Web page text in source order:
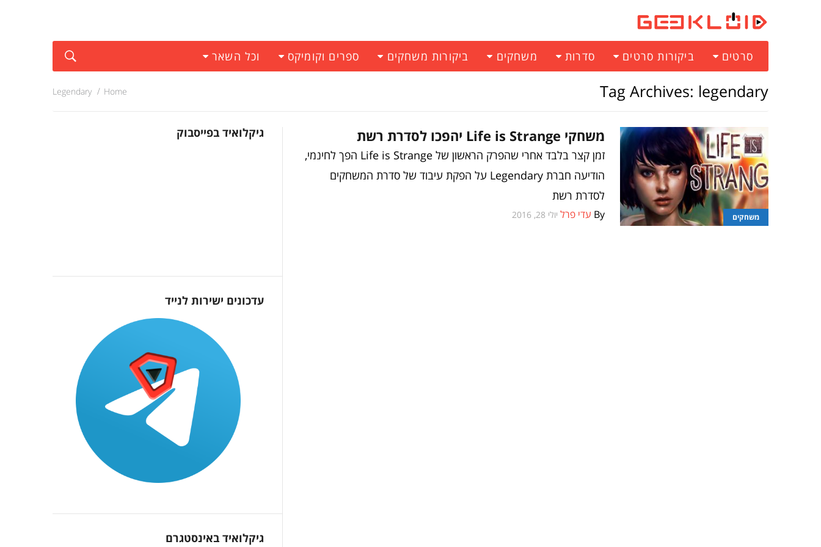
סרטים ביקורות סרטים סדרות משחקים ביקורות משחקים ספרים וקומיקס וכל השאר
Tag Archives: legendary
Home
Legendary
משחקים
משחקי Life is Strange יהפכו לסדרת רשת
זמן קצר בלבד אחרי שהפרק הראשון של Life is Strange הפך לחינמי,
הודיעה חברת Legendary על הפקת עיבוד של סדרת המשחקים
לסדרת רשת
By עדי פרל יולי 28, 2016
גיקלואיד בפייסבוק
עדכונים ישירות לנייד
גיקלואיד באינסטגרם